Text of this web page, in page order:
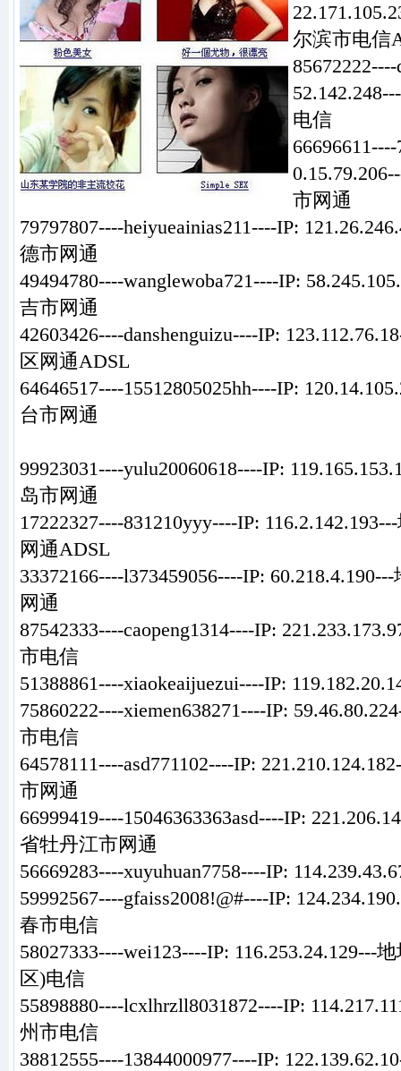
尔滨市电信
电信
市网通
79797807----heiyueainias211----IP:
德市网通
49494780----wanglewoba721----IP:
吉市网通
42603426----danshenguizu----IP:
区网通ADSL
64646517----15512805025hh----IP:
台市网通
99923031----yulu20060618----IP:
岛市网通
17222327----831210yyy----IP:
网通ADSL
33372166----l373459056----IP:
网通
87542333----caopeng1314----IP:
市电信
51388861----xiaokeaijuezui----IP:
75860222----xiemen638271----IP:
市电信
64578111----asd771102----IP:
市网通
66999419----15046363363asd----IP:
省牡丹江市网通
56669283----xuyuhuan7758----IP:
59992567----gfaiss2008!@#----IP:
春市电信
58027333----wei123----IP: 116.253.24.129---
区)电信
55898880----lcxlhrzll8031872----IP:
州市电信
38812555----13844000977----IP: